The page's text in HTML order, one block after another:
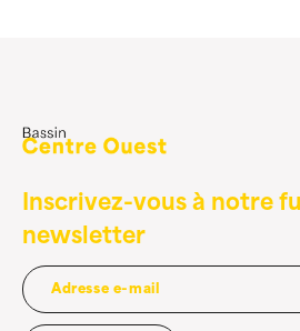
Inscrivez-vous à notre
newsletter